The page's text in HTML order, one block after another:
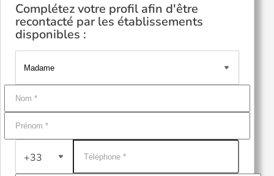
Complétez votre profil afin d'être
recontacté par les établissements
disponibles :
+33